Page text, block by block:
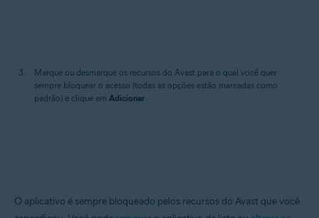
Marque ou desmarque os recursos do Avast para o qual você quer
sempre bloquear o acesso (todas as opções estão marcadas como
padrão) e clique em Adicionar.
O aplicativo é sempre bloqueado pelos recursos do Avast que você